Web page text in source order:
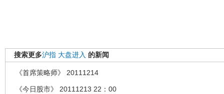
搜索更多沪指 大盘进入 的新闻
《首席策略师》 20111214
《今日股市》 20111213 22：00